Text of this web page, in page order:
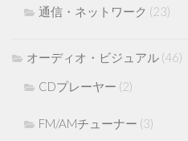
通信・ネットワーク (23)
オーディオ・ビジュアル (46)
CDプレーヤー (2)
FM/AMチューナー (3)